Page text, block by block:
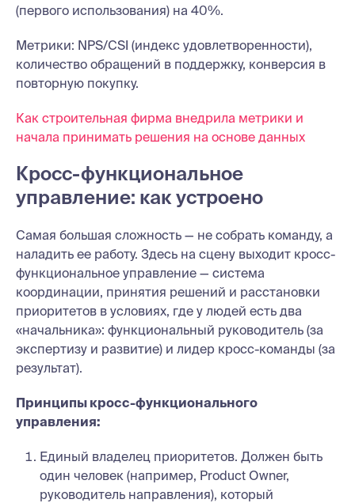
(первого использования) на 40%.
Метрики: NPS/CSI (индекс удовлетворенности),
количество обращений в поддержку, конверсия в
повторную покупку.
Как строительная фирма внедрила метрики и
начала принимать решения на основе данных
Кросс-функциональное
управление: как устроено
Самая большая сложность — не собрать команду, а
наладить ее работу. Здесь на сцену выходит кросс-
функциональное управление — система
координации, принятия решений и расстановки
приоритетов в условиях, где у людей есть два
«начальника»: функциональный руководитель (за
экспертизу и развитие) и лидер кросс-команды (за
результат).
Принципы кросс-функционального
управления:
Единый владелец приоритетов. Должен быть
один человек (например, Product Owner,
руководитель направления), который